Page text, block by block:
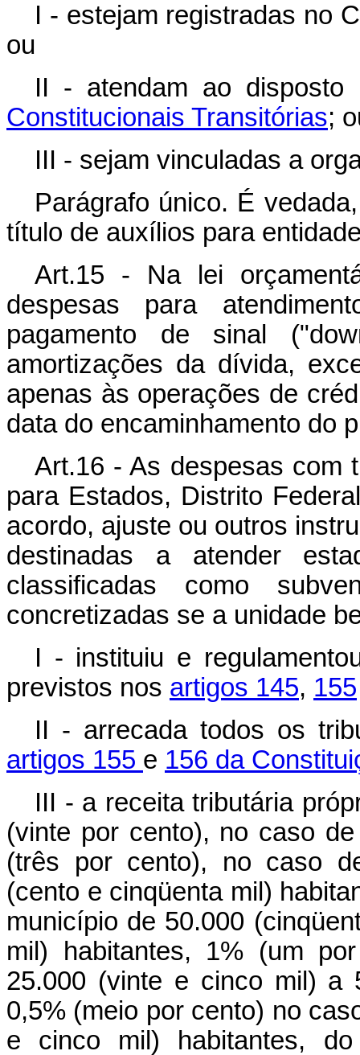
I - estejam registradas no
ou
II - atendam ao
Constitucionais Transitórias;
III - sejam vinculadas a
Parágrafo único. É
título de auxílios para
Art.15 - Na lei
despesas para
pagamento de sinal
amortizações da dívida,
apenas às operações de
data do encaminhamento do
Art.16 - As despesas com
para Estados, Distrito
acordo, ajuste ou outros
destinadas a atender
classificadas como
concretizadas se a unidade
I - instituiu e
previstos nos artigos 145, 155
II - arrecada todos os
artigos 155 e 156 da
III - a receita tributária
(vinte por cento), no caso
(três por cento), no caso
(cento e cinqüenta mil)
município de 50.000
mil) habitantes, 1% (um
25.000 (vinte e cinco mil) a
0,5% (meio por cento) no
e cinco mil) habitantes,